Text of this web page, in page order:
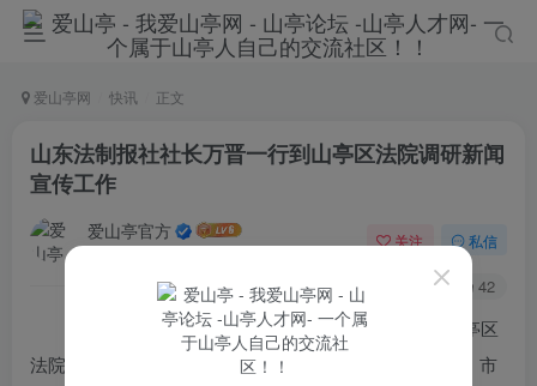
爱山亭网 快讯 正文
山东法制报社社长万晋一行到山亭区法院调研新闻
宣传工作
爱山亭官方
4年前发布
关注 私信
128 42
月14日，山东法制报社社长、总编辑万晋一行到山亭区
法院调研新闻宣传工作。枣庄市委政法委副书记姜迎东，市